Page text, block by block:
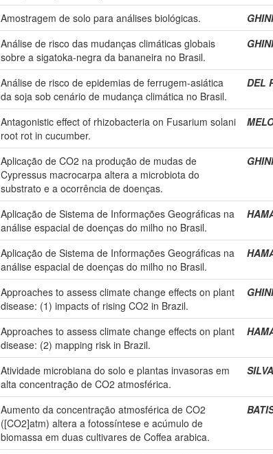
Amostragem de solo para análises biológicas.
Análise de risco das mudanças climáticas globais
sobre a sigatoka-negra da bananeira no Brasil.
Análise de risco de epidemias de ferrugem-asiática
da soja sob cenário de mudança climática no Brasil.
DEL
Antagonistic effect of rhizobacteria on Fusarium solani
root rot in cucumber.
Aplicação de CO2 na produção de mudas de
Cypressus macrocarpa altera a microbiota do
substrato e a ocorrência de doenças.
Aplicação de Sistema de Informações Geográficas na
análise espacial de doenças do milho no Brasil.
Aplicação de Sistema de Informações Geográficas na
análise espacial de doenças do milho no Brasil.
Approaches to assess climate change effects on plant
disease: (1) impacts of rising CO2 in Brazil.
Approaches to assess climate change effects on plant
disease: (2) mapping risk in Brazil.
Atividade microbiana do solo e plantas invasoras em
alta concentração de CO2 atmosférica.
Aumento da concentração atmosférica de CO2
([CO2]atm) altera a fotossíntese e acúmulo de
biomassa em duas cultivares de Coffea arabica.